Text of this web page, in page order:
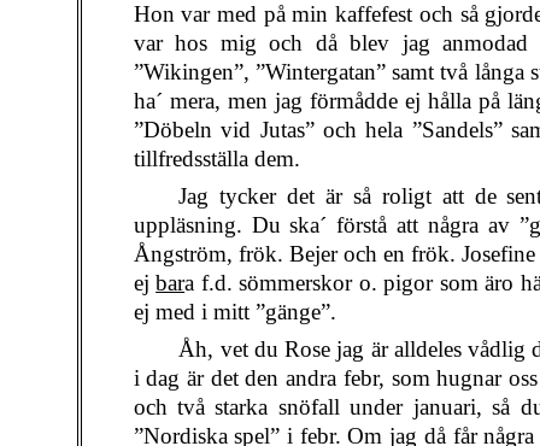
Hon var med på min kaffefest och så
var hos mig och då blev jag
”Wikingen”, ”Wintergatan” samt två
ha´ mera, men jag förmådde ej hålla på
”Döbeln vid Jutas” och hela ”Sandels”
tillfredsställa dem.
Jag tycker det är så roligt att de
uppläsning. Du ska´ förstå att några av
Ångström, frök. Bejer och en frök.
ejbara f.d. sömmerskor o. pigor som äro
ej med i mitt ”gänge”.
Åh, vet du Rose jag är alldeles
i dag är det den andra febr, som hugnar
och två starka snöfall under januari, så
”Nordiska spel” i febr. Om jag då får